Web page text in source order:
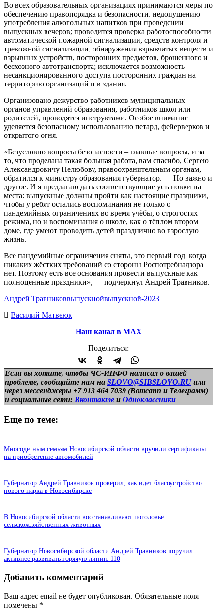
Во всех образовательных организациях принимаются меры по
обеспечению правопорядка и безопасности, недопущению
употребления алкогольных напитков при проведении
выпускных вечеров; проводится проверка работоспособности
автоматической пожарной сигнализации, средств контроля и
тревожной сигнализации, обнаружения взрывчатых веществ и
взрывных устройств, посторонних предметов, брошенного и
бесхозного автотранспорта; исключается возможность
несанкционированного доступа посторонних граждан на
территорию организаций и в здания.
Организовано дежурство работников муниципальных
органов управлений образования, работников школ или
родителей, проводятся инструктажи. Особое внимание
уделяется безопасному использованию петард, фейерверков и
открытого огня.
«Безусловно вопросы безопасности – главные вопросы, и за
то, что проделана такая большая работа, вам спасибо, Сергею
Александровичу Нелюбову, правоохранительным органам, —
обратился к министру образования губернатор. — Но важно и
другое. И я предлагаю дать соответствующие установки на
места: выпускные должны пройти как настоящие праздники,
чтобы у ребят остались воспоминания не только о
пандемийных ограничениях во время учёбы, о строгостях
режима, но и воспоминания о школе, как о тёплом втором
доме, где умеют проводить детей празднично во взрослую
жизнь.
Все пандемийные ограничения сняты, это первый год, когда
никаких жёстких требований со стороны Роспотребнадзора
нет. Поэтому есть все основания провести выпускные как
полноценные праздники», — подчеркнул Андрей Травников.
Андрей Травниковвыпускнойвыпускной-2023
Василий Матвеюк
Наш канал в МАХ
Поделиться:
Если вы хотите, чтобы ЧС-ИНФО написал о вашей
проблеме, сообщайте нам на SLOVO@SIBSLOVO.RU или
через мессенджеры +7 913 464 7039 (Вотсапп и Телеграмм)
и социальные сети: Вконтакте и Одноклассники
Еще по теме:
Многодетным семьям Новосибирской области вручили сертификаты
на приобретение автомобилей
Губернатор Андрей Травников проверил, как идет благоустройство
нового парка в Новосибирске
В Новосибирской области восстанавливают поголовье
сельскохозяйственных животных
Губернатор Новосибирской области Андрей Травников поручил
активнее развивать горячую линию 110
Добавить комментарий
Ваш адрес email не будет опубликован. Обязательные поля
помечены *